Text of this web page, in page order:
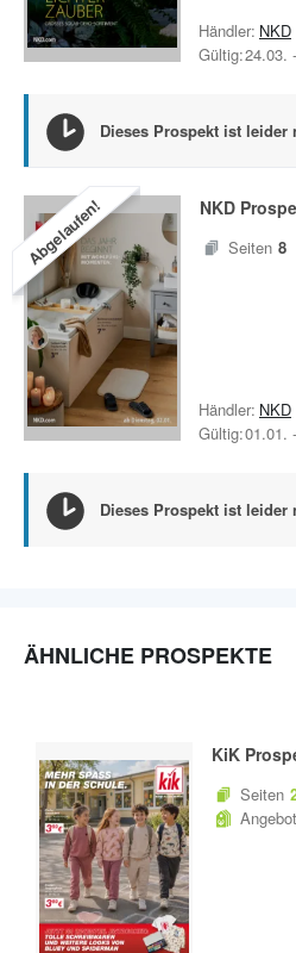
Gültig:24.03. -
Händler: NKD
Dieses Prospekt ist leider
Abgelaufen! NKD
Seiten 8
Gültig:01.01. -
Händler: NKD
Dieses Prospekt ist leider
ÄHNLICHE PROSPEKTE
KiK
Seiten